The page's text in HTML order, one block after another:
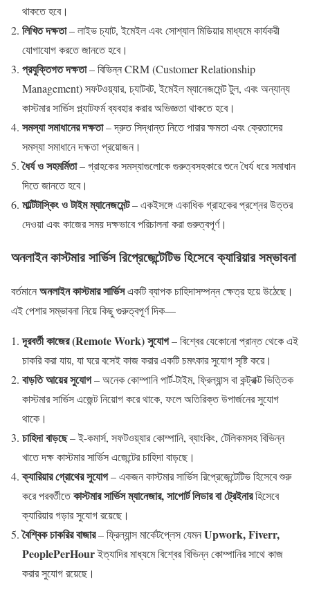
থাকতে হবে।
লিখিত দক্ষতা– লাইভ চ্যাট, ইমেইল এবং সোশ্যাল মিডিয়ার মাধ্যমে কার্যকরী
যোগাযোগ করতে জানতে হবে।
প্রযুক্তিগত দক্ষতা– বিভিন্ন CRM (Customer Relationship
Management) সফটওয়্যার, চ্যাটবট, ইমেইল ম্যানেজমেন্ট টুল, এবং অন্যান্য
কাস্টমার সার্ভিস প্ল্যাটফর্ম ব্যবহার করার অভিজ্ঞতা থাকতে হবে।
সমস্যা সমাধানের দক্ষতা– দ্রুত সিদ্ধান্ত নিতে পারার ক্ষমতা এবং ক্রেতাদের
সমস্যা সমাধানে দক্ষতা প্রয়োজন।
ধৈর্য ও সহমর্মিতা– গ্রাহকের সমস্যাগুলোকে গুরুত্বসহকারে শুনে ধৈর্য ধরে সমাধান
দিতে জানতে হবে।
মাল্টিটাস্কিং ও টাইম ম্যানেজমেন্ট– একইসঙ্গে একাধিক গ্রাহকের প্রশ্নের উত্তর
দেওয়া এবং কাজের সময় দক্ষভাবে পরিচালনা করা গুরুত্বপূর্ণ।
অনলাইন কাস্টমার সার্ভিস রিপ্রেজেন্টেটিভ হিসেবে ক্যারিয়ার সম্ভাবনা
বর্তমানেঅনলাইন কাস্টমার সার্ভিসএকটি ব্যাপক চাহিদাসম্পন্ন ক্ষেত্র হয়ে উঠেছে।
এই পেশার সম্ভাবনা নিয়ে কিছু গুরুত্বপূর্ণ দিক—
দূরবর্তী কাজের (Remote Work) সুযোগ– বিশ্বের যেকোনো প্রান্ত থেকে এই
চাকরি করা যায়, যা ঘরে বসেই কাজ করার একটি চমৎকার সুযোগ সৃষ্টি করে।
বাড়তি আয়ের সুযোগ– অনেক কোম্পানি পার্ট-টাইম, ফ্রিল্যান্স বা কন্ট্রাক্ট ভিত্তিক
কাস্টমার সার্ভিস এজেন্ট নিয়োগ করে থাকে, ফলে অতিরিক্ত উপার্জনের সুযোগ
থাকে।
চাহিদা বাড়ছে– ই-কমার্স, সফটওয়্যার কোম্পানি, ব্যাংকিং, টেলিকমসহ বিভিন্ন
খাতে দক্ষ কাস্টমার সার্ভিস এজেন্টের চাহিদা বাড়ছে।
ক্যারিয়ার গ্রোথের সুযোগ– একজন কাস্টমার সার্ভিস রিপ্রেজেন্টেটিভ হিসেবে শুরু
করে পরবর্তীতেকাস্টমার সার্ভিস ম্যানেজার, সাপোর্ট লিডার বা ট্রেইনারহিসেবে
ক্যারিয়ার গড়ার সুযোগ রয়েছে।
বৈশ্বিক চাকরির বাজার– ফ্রিল্যান্স মার্কেটপ্লেস যেমনUpwork, Fiverr,
PeoplePerHourইত্যাদির মাধ্যমে বিশ্বের বিভিন্ন কোম্পানির সাথে কাজ
করার সুযোগ রয়েছে।